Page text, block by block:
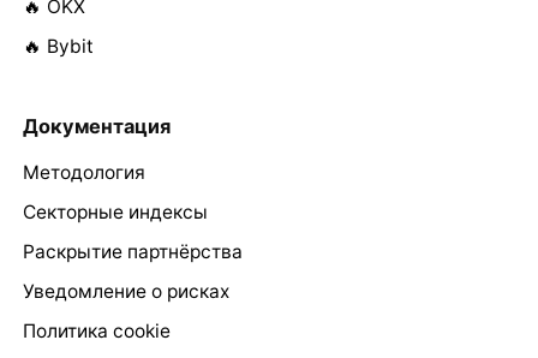
🔥 OKX
🔥 Bybit
Документация
Методология
Секторные индексы
Раскрытие партнёрства
Уведомление о рисках
Политика cookie